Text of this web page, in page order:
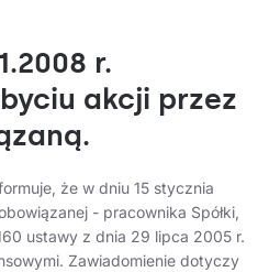
r.
akcji przez
że w dniu 15 stycznia
- pracownika Spółki,
ustawy z dnia 29 lipca 2005 r.
Zawiadomienie dotyczy